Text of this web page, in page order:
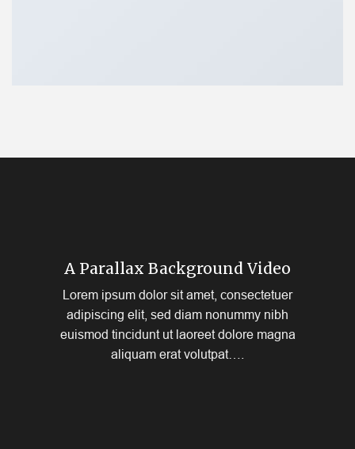
A Parallax Background Video
Lorem ipsum dolor sit amet, consectetuer
adipiscing elit, sed diam nonummy nibh
euismod tincidunt ut laoreet dolore magna
aliquam erat volutpat….